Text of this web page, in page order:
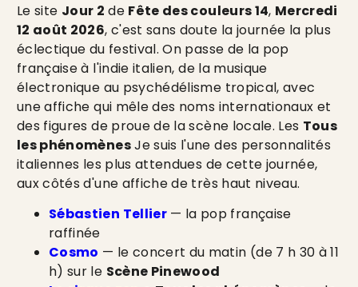
Le site Jour 2 de Fête des couleurs 14, Mercredi
12 août 2026, c'est sans doute la journée la plus
éclectique du festival. On passe de la pop
française à l'indie italien, de la musique
électronique au psychédélisme tropical, avec
une affiche qui mêle des noms internationaux et
des figures de proue de la scène locale. Les Tous
les phénomènesJe suis l'une des personnalités
italiennes les plus attendues de cette journée,
aux côtés d'une affiche de très haut niveau.
Sébastien Tellier— la pop française
raffinée
Cosmo — le concert du matin (de 7 h 30 à 11
h) sur le Scène Pinewood